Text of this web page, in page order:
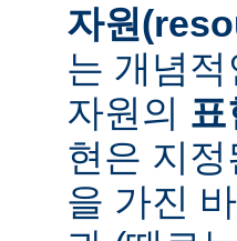
자원
는 개념
자원의
현은 지
을 가진